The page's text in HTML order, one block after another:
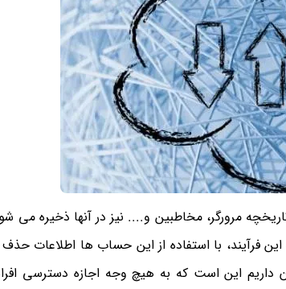
مرورگر، مخاطبین و.... نیز در آنها ذخیره می
فرآیند، با استفاده از این حساب ها اطلاعات
داریم این است که به هیچ وجه اجازه دسترسی